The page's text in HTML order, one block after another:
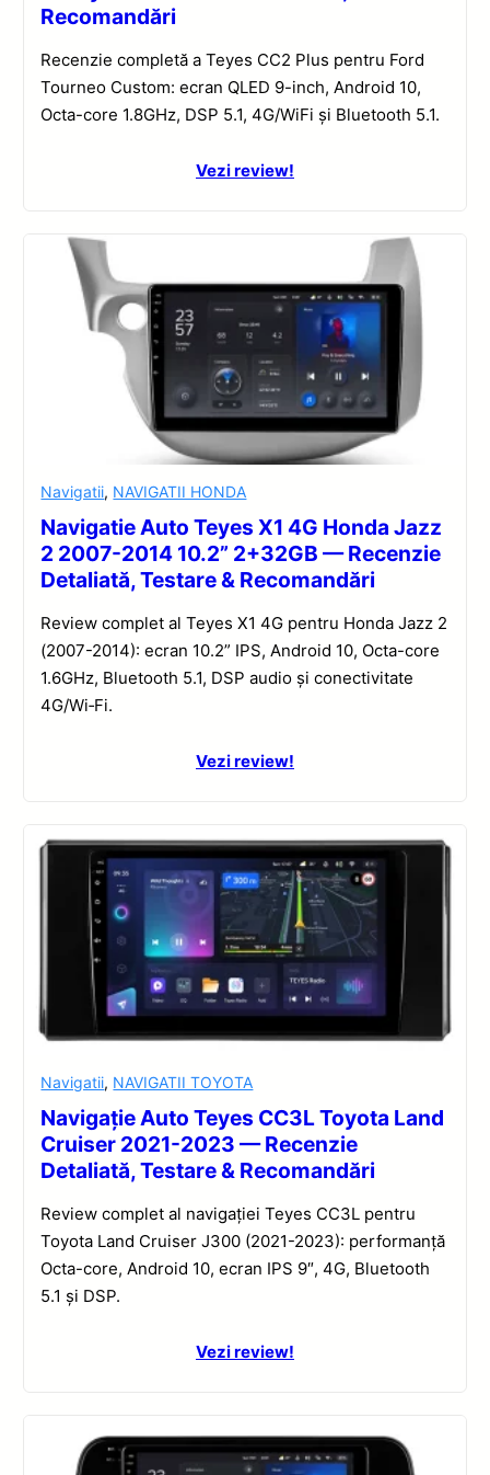
Recomandări
Recenzie completă a Teyes CC2 Plus pentru Ford
Tourneo Custom: ecran QLED 9-inch, Android 10,
Octa-core 1.8GHz, DSP 5.1, 4G/WiFi și Bluetooth 5.1.
Vezi review!
Navigatii, NAVIGATII HONDA
Navigatie Auto Teyes X1 4G Honda Jazz
2 2007-2014 10.2” 2+32GB — Recenzie
Detaliată, Testare & Recomandări
Review complet al Teyes X1 4G pentru Honda Jazz 2
(2007-2014): ecran 10.2” IPS, Android 10, Octa-core
1.6GHz, Bluetooth 5.1, DSP audio și conectivitate
4G/Wi‑Fi.
Vezi review!
Navigatii, NAVIGATII TOYOTA
Navigație Auto Teyes CC3L Toyota Land
Cruiser 2021-2023 — Recenzie
Detaliată, Testare & Recomandări
Review complet al navigației Teyes CC3L pentru
Toyota Land Cruiser J300 (2021-2023): performanță
Octa-core, Android 10, ecran IPS 9″, 4G, Bluetooth
5.1 și DSP.
Vezi review!